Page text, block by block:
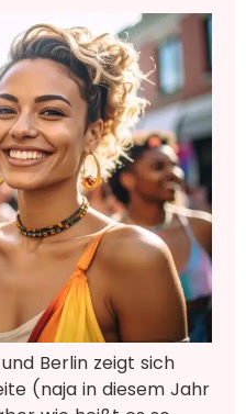
Berlin zeigt sich
(naja in diesem Jahr